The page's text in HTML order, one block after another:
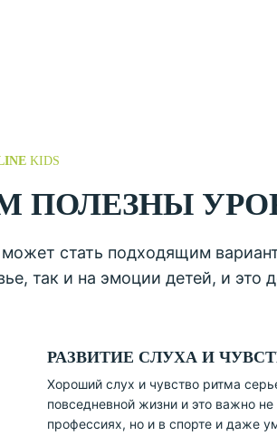
KIDS
ПОЛЕЗНЫ
стать подходящим
так и на эмоции детей, и это
РАЗВИТИЕ СЛУХА И
Хороший слух и чувство ритма
повседневной жизни и это важно не
профессиях, но и в спорте и даже